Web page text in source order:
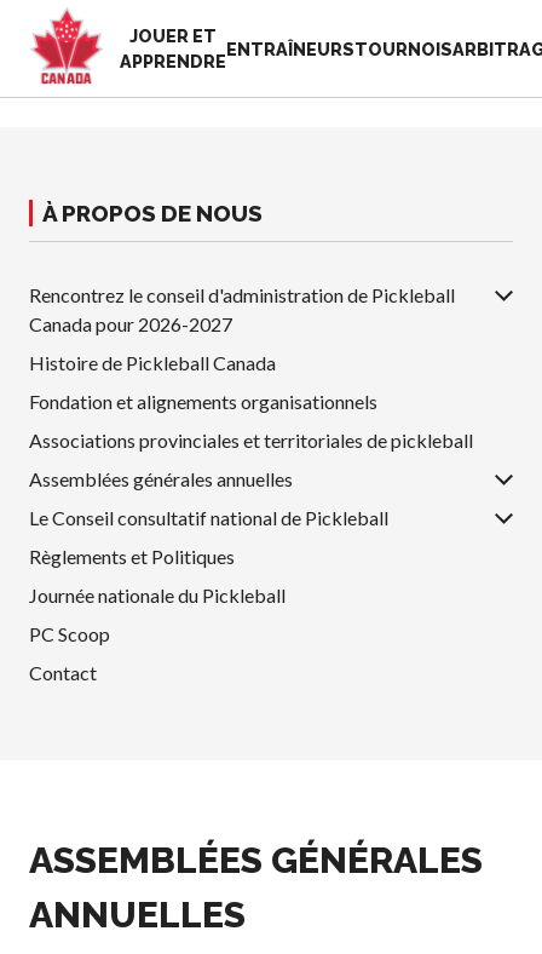
EN
FR
quelque
chose?
Histoire de Pickleball
Canada
Fondation et
organisationnels
Associations
territoriales de
pickleball
Conseil
générales annuelles
Le Conseil consultatif
PC Scoop
Championnats
Accueil
des bénévoles
2025
Ressources
Nouvelles
Boutique
JOUER ET
APPRENDRE
ENTRAÎNEURSTOURNOIS
À PROPOS DE NOUS
Rencontrez le conseil d'administration de Pickleball
Canada pour 2026-2027
Histoire de Pickleball Canada
Fondation et alignements organisationnels
Associations provinciales et territoriales de pickleball
Assemblées générales annuelles
Le Conseil consultatif national de Pickleball
Règlements et Politiques
Journée nationale du Pickleball
PC Scoop
Contact
ASSEMBLÉES GÉNÉRALES
ANNUELLES